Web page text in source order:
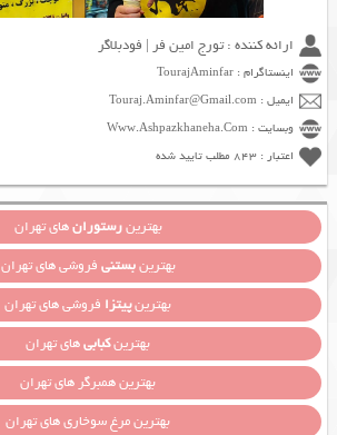
ارائه کننده : تورج امین فر | فودبلاگر
اینستاگرام : TourajAminfar
ایمیل : Touraj.Aminfar@Gmail.com
وبسایت : Www.Ashpazkhaneha.Com
اعتبار : 843 مطلب تایید شده
بهترینرستورانهای تهران
بهترینبستنی فروشی های تهران
بهترینپیتزا فروشی های تهران
بهترینکبابیهای تهران
بهترین همبرگر های تهران
بهترین مرغ سوخاری های تهران